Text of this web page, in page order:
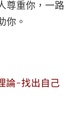
尊重你，一路
你。
論-找出自己